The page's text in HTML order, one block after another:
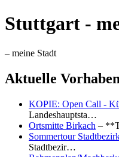
Stuttgart -
– meine Stadt
Aktuelle Vorhaben
KOPIE: Open Call -
Landeshauptsta…
Ortsmitte Birkach –
Sommertour
Stadtbezir…